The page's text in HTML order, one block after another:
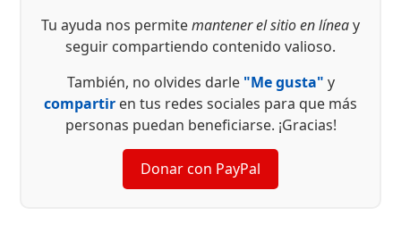
Tu ayuda nos permitemantener el sitio en líneay
seguir compartiendo contenido valioso.
También, no olvides darle "Me gusta" y
compartir en tus redes sociales para que más
personas puedan beneficiarse. ¡Gracias!
Donar con PayPal